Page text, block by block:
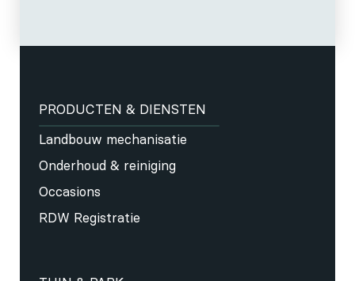
PRODUCTEN & DIENSTEN
Landbouw mechanisatie
Onderhoud & reiniging
Occasions
RDW Registratie